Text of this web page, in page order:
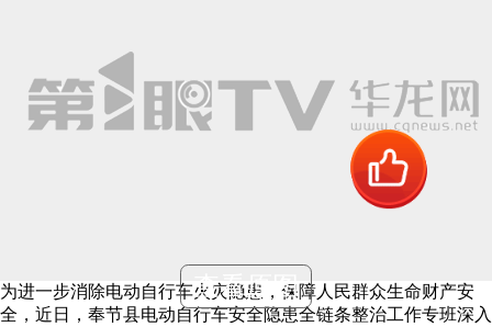
为进一步消除电动自行车火灾隐患，保障人民群众生命财产安
全，近日，奉节县电动自行车安全隐患全链条整治工作专班深入
查看原图